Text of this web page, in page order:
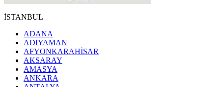
İSTANBUL
ADANA
ADIYAMAN
AFYONKARAHİSAR
AKSARAY
AMASYA
ANKARA